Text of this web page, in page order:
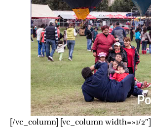
[/vc_column] [vc_column width=»1/2″]